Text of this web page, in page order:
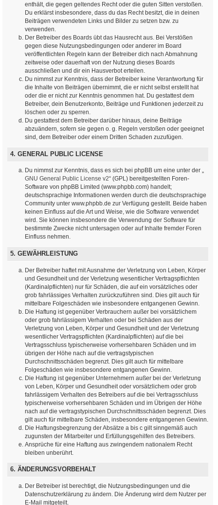
enthält, die gegen geltendes Recht oder die guten Sitten verstoßen.
Du erklärst insbesondere, dass du das Recht besitzt, die in deinen
Beiträgen verwendeten Links und Bilder zu setzen bzw. zu
verwenden.
Der Betreiber des Boards übt das Hausrecht aus. Bei Verstößen
gegen diese Nutzungsbedingungen oder anderer im Board
veröffentlichten Regeln kann der Betreiber dich nach Abmahnung
zeitweise oder dauerhaft von der Nutzung dieses Boards
ausschließen und dir ein Hausverbot erteilen.
Du nimmst zur Kenntnis, dass der Betreiber keine Verantwortung für
die Inhalte von Beiträgen übernimmt, die er nicht selbst erstellt hat
oder die er nicht zur Kenntnis genommen hat. Du gestattest dem
Betreiber, dein Benutzerkonto, Beiträge und Funktionen jederzeit zu
löschen oder zu sperren.
Du gestattest dem Betreiber darüber hinaus, deine Beiträge
abzuändern, sofern sie gegen o. g. Regeln verstoßen oder geeignet
sind, dem Betreiber oder einem Dritten Schaden zuzufügen.
4. GENERAL PUBLIC LICENSE
Du nimmst zur Kenntnis, dass es sich bei phpBB um eine unter der „
GNU General Public License v2“ (GPL) bereitgestellten Foren-
Software von phpBB Limited (www.phpbb.com) handelt;
deutschsprachige Informationen werden durch die deutschsprachige
Community unter www.phpbb.de zur Verfügung gestellt. Beide haben
keinen Einfluss auf die Art und Weise, wie die Software verwendet
wird. Sie können insbesondere die Verwendung der Software für
bestimmte Zwecke nicht untersagen oder auf Inhalte fremder Foren
Einfluss nehmen.
5. GEWÄHRLEISTUNG
Der Betreiber haftet mit Ausnahme der Verletzung von Leben, Körper
und Gesundheit und der Verletzung wesentlicher Vertragspflichten
(Kardinalpflichten) nur für Schäden, die auf ein vorsätzliches oder
grob fahrlässiges Verhalten zurückzuführen sind. Dies gilt auch für
mittelbare Folgeschäden wie insbesondere entgangenen Gewinn.
Die Haftung ist gegenüber Verbrauchern außer bei vorsätzlichem
oder grob fahrlässigem Verhalten oder bei Schäden aus der
Verletzung von Leben, Körper und Gesundheit und der Verletzung
wesentlicher Vertragspflichten (Kardinalpflichten) auf die bei
Vertragsschluss typischerweise vorhersehbaren Schäden und im
übrigen der Höhe nach auf die vertragstypischen
Durchschnittsschäden begrenzt. Dies gilt auch für mittelbare
Folgeschäden wie insbesondere entgangenen Gewinn.
Die Haftung ist gegenüber Unternehmern außer bei der Verletzung
von Leben, Körper und Gesundheit oder vorsätzlichem oder grob
fahrlässigem Verhalten des Betreibers auf die bei Vertragsschluss
typischerweise vorhersehbaren Schäden und im Übrigen der Höhe
nach auf die vertragstypischen Durchschnittsschäden begrenzt. Dies
gilt auch für mittelbare Schäden, insbesondere entgangenen Gewinn.
Die Haftungsbegrenzung der Absätze a bis c gilt sinngemäß auch
zugunsten der Mitarbeiter und Erfüllungsgehilfen des Betreibers.
Ansprüche für eine Haftung aus zwingendem nationalem Recht
bleiben unberührt.
6. ÄNDERUNGSVORBEHALT
Der Betreiber ist berechtigt, die Nutzungsbedingungen und die
Datenschutzerklärung zu ändern. Die Änderung wird dem Nutzer per
E-Mail mitgeteilt.